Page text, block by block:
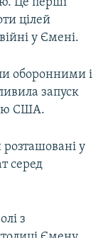
Це перші
цілей
у Ємені.
оборонними і
запуск
США.
у
серед
з